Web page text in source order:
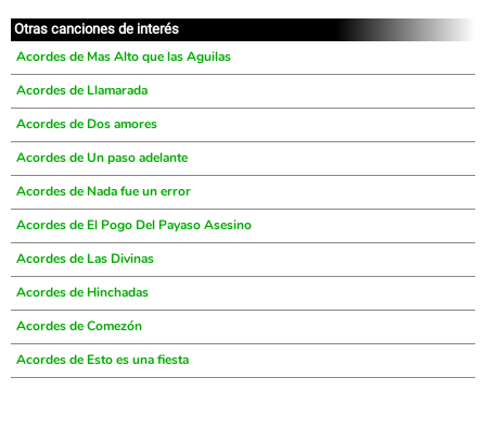
Otras canciones de interés
Acordes de Mas Alto que las Aguilas
Acordes de Llamarada
Acordes de Dos amores
Acordes de Un paso adelante
Acordes de Nada fue un error
Acordes de El Pogo Del Payaso Asesino
Acordes de Las Divinas
Acordes de Hinchadas
Acordes de Comezón
Acordes de Esto es una fiesta